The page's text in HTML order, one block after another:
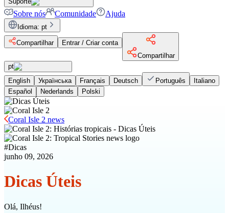
Sobre nós Comunidade Ajuda
Idioma: pt
Compartilhar
Entrar / Criar conta
Compartilhar
pt
English
Українська Français Deutsch Português
Italiano
Español
Nederlands Polski
Coral Isle 2 news
#Dicas
junho 09, 2026
Dicas Úteis
Olá, Ilhéus!